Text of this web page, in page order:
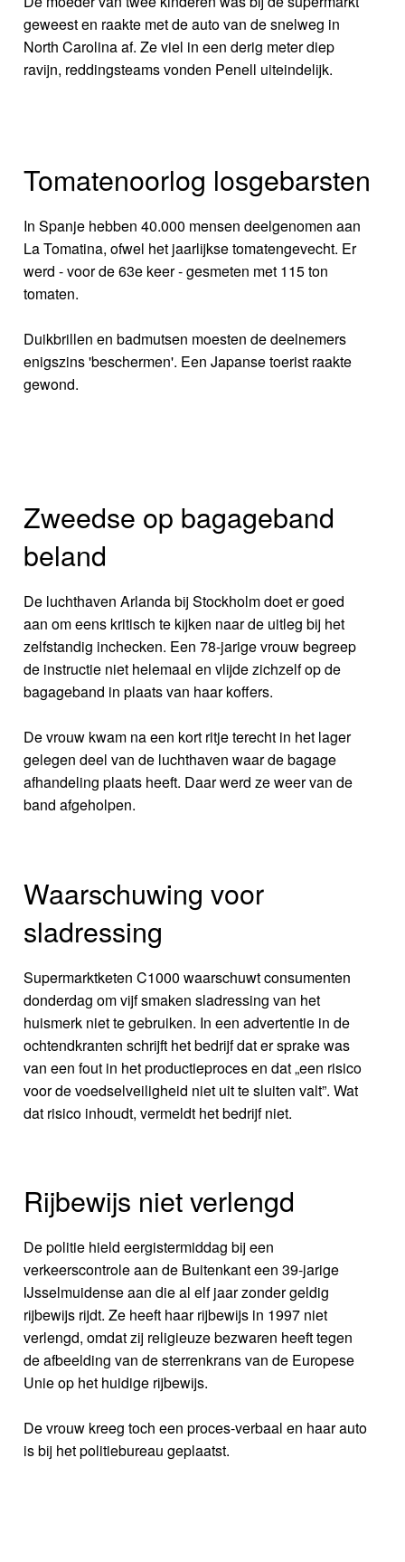
geweest en raakte met de auto van de snelweg in
North Carolina af. Ze viel in een derig meter diep
ravijn, reddingsteams vonden Penell uiteindelijk.
Tomatenoorlog losgebarsten
In Spanje hebben 40.000 mensen deelgenomen aan
La Tomatina, ofwel het jaarlijkse tomatengevecht. Er
werd - voor de 63e keer - gesmeten met 115 ton
tomaten.
Duikbrillen en badmutsen moesten de deelnemers
enigszins 'beschermen'. Een Japanse toerist raakte
gewond.
Zweedse op bagageband
beland
De luchthaven Arlanda bij Stockholm doet er goed
aan om eens kritisch te kijken naar de uitleg bij het
zelfstandig inchecken. Een 78-jarige vrouw begreep
de instructie niet helemaal en vlijde zichzelf op de
bagageband in plaats van haar koffers.
De vrouw kwam na een kort ritje terecht in het lager
gelegen deel van de luchthaven waar de bagage
afhandeling plaats heeft. Daar werd ze weer van de
band afgeholpen.
Waarschuwing voor
sladressing
Supermarktketen C1000 waarschuwt consumenten
donderdag om vijf smaken sladressing van het
huismerk niet te gebruiken. In een advertentie in de
ochtendkranten schrijft het bedrijf dat er sprake was
van een fout in het productieproces en dat „een risico
voor de voedselveiligheid niet uit te sluiten valt”. Wat
dat risico inhoudt, vermeldt het bedrijf niet.
Rijbewijs niet verlengd
De politie hield eergistermiddag bij een
verkeerscontrole aan de Buitenkant een 39-jarige
IJsselmuidense aan die al elf jaar zonder geldig
rijbewijs rijdt. Ze heeft haar rijbewijs in 1997 niet
verlengd, omdat zij religieuze bezwaren heeft tegen
de afbeelding van de sterrenkrans van de Europese
Unie op het huidige rijbewijs.
De vrouw kreeg toch een proces-verbaal en haar auto
is bij het politiebureau geplaatst.